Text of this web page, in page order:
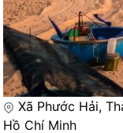
Xã Phước Hải,
Hồ Chí Minh